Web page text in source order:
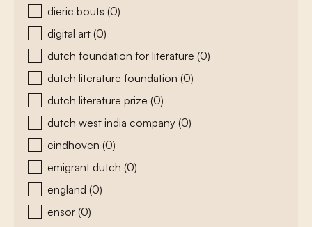
dieric bouts (0)
digital art (0)
dutch foundation for literature (0)
dutch literature foundation (0)
dutch literature prize (0)
dutch west india company (0)
eindhoven (0)
emigrant dutch (0)
england (0)
ensor (0)